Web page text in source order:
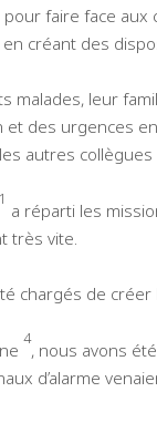
faire face
créant des
malades, leur
et des urgences
autres
1
a réparti les
très vite.
chargés de créer
4
, nous avons
d’alarme